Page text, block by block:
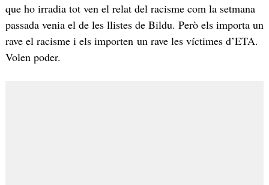
que ho irradia tot ven el relat del racisme com la setmana
passada venia el de les llistes de Bildu. Però els importa un
rave el racisme i els importen un rave les víctimes d’ETA.
Volen poder.